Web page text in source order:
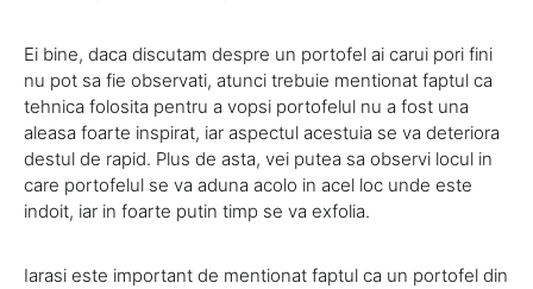
Ei bine, daca discutam despre un portofel ai carui pori fini
nu pot sa fie observati, atunci trebuie mentionat faptul ca
tehnica folosita pentru a vopsi portofelul nu a fost una
aleasa foarte inspirat, iar aspectul acestuia se va deteriora
destul de rapid. Plus de asta, vei putea sa observi locul in
care portofelul se va aduna acolo in acel loc unde este
indoit, iar in foarte putin timp se va exfolia.
Iarasi este important de mentionat faptul ca un portofel din